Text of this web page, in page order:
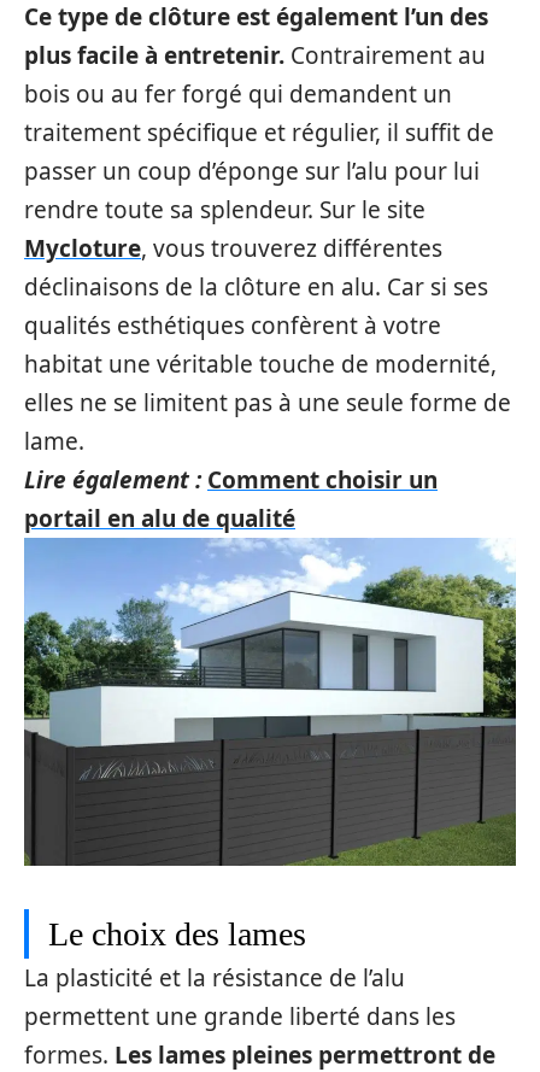
Ce type de clôture est également l’un des
plus facile à entretenir. Contrairement au
bois ou au fer forgé qui demandent un
traitement spécifique et régulier, il suffit de
passer un coup d’éponge sur l’alu pour lui
rendre toute sa splendeur. Sur le site
Mycloture, vous trouverez différentes
déclinaisons de la clôture en alu. Car si ses
qualités esthétiques confèrent à votre
habitat une véritable touche de modernité,
elles ne se limitent pas à une seule forme de
lame.
Lire également : Comment choisir un
portail en alu de qualité
Le choix des lames
La plasticité et la résistance de l’alu
permettent une grande liberté dans les
formes. Les lames pleines permettront de